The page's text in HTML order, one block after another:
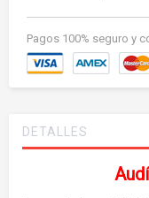
Pagos 100% seguro y
DETALLES